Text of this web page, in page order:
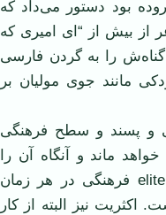
بود دستور می‌داد که
از بیش از “ای امیری که
گناه‌ش را به گردن فارسی
مانند جوی مولیان بر
و پسند و سطح فرهنگی
ماند و آنگاه آن را
ناتوان خواهند نامید. زبان‌ها را سرامدان elite فرهنگی در هر زمان
اکثریت نیز البته از کار